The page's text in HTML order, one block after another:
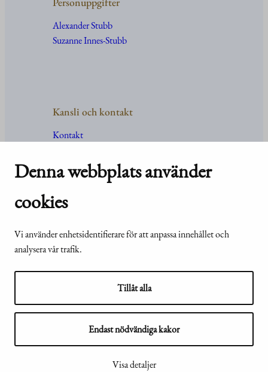
Denna webbplats använder
cookies
Vi använder enhetsidentifierare för att anpassa innehållet och
analysera vår trafik.
Tillåt alla
Endast nödvändiga kakor
Visa detaljer
Alexander Stubb
Suzanne Innes-Stubb
Kansli och kontakt
Kontakt
För media
Vanliga frågor och svar
© Republikens
presidents kansli
2024
Visa mina inställningar för kakor